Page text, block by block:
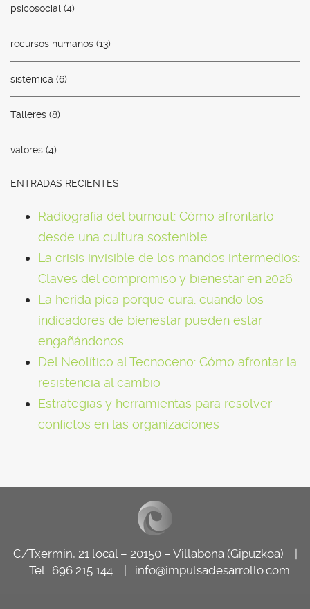
psicosocial (4)
recursos humanos (13)
sistémica (6)
Talleres (8)
valores (4)
ENTRADAS RECIENTES
Radiografia del burnout: Cómo afrontarlo
desde una cultura sostenible
La crisis invisible de los mandos intermedios:
Claves del compromiso y bienestar en 2026
La herida pica porque cura: cuando los
indicadores de bienestar pueden estar
engañándonos
Del Neolítico al Tecnoceno: Cómo afrontar la
resistencia al cambio
Estrategias y herramientas para resolver
confictos en las organizaciones
C/Txermin, 21 local – 20150 – Villabona (Gipuzkoa) |
Tel.: 696 215 144 | info@impulsadesarrollo.com